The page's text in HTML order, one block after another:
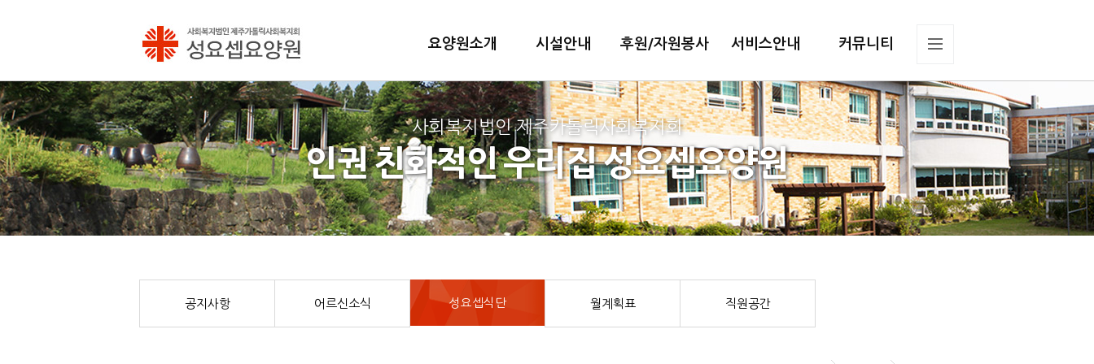
요양원소개 시설안내 후원/자원봉사 서비스안내 커뮤니티
사회복지법인 제주카톨릭사회복지회
인권 친화적인 우리집 성요셉요양원
공지사항 어르신소식 성요셉식단 월계획표 직원공간